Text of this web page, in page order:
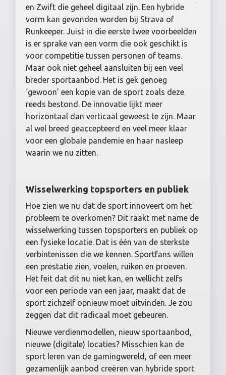
en Zwift die geheel digitaal zijn. Een hybride
vorm kan gevonden worden bij Strava of
Runkeeper. Juist in die eerste twee voorbeelden
is er sprake van een vorm die ook geschikt is
voor competitie tussen personen of teams.
Maar ook niet geheel aansluiten bij een veel
breder sportaanbod. Het is gek genoeg
‘gewoon’ een kopie van de sport zoals deze
reeds bestond. De innovatie lijkt meer
horizontaal dan verticaal geweest te zijn. Maar
al wel breed geaccepteerd en veel meer klaar
voor een globale pandemie en haar nasleep
waarin we nu zitten.
Wisselwerking topsporters en publiek
Hoe zien we nu dat de sport innoveert om het
probleem te overkomen? Dit raakt met name de
wisselwerking tussen topsporters en publiek op
een fysieke locatie. Dat is één van de sterkste
verbintenissen die we kennen. Sportfans willen
een prestatie zien, voelen, ruiken en proeven.
Het feit dat dit nu niet kan, en wellicht zelfs
voor een periode van een jaar, maakt dat de
sport zichzelf opnieuw moet uitvinden. Je zou
zeggen dat dit radicaal moet gebeuren.
Nieuwe verdienmodellen, nieuw sportaanbod,
nieuwe (digitale) locaties? Misschien kan de
sport leren van de gamingwereld, of een meer
gezamenlijk aanbod creëren van hybride sport